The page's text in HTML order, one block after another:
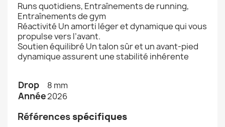
Runs quotidiens, Entraînements de running,
Entraînements de gym
Réactivité Un amorti léger et dynamique qui vous
propulse vers l’avant.
Soutien équilibré Un talon sûr et un avant-pied
dynamique assurent une stabilité inhérente
Drop 8 mm
Année2026
Références spécifiques